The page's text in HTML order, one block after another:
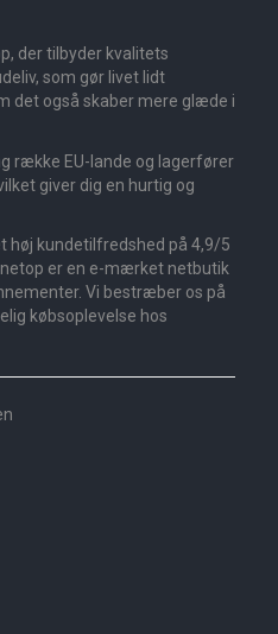
der tilbyder kvalitets
som gør livet lidt
det også skaber mere glæde i
række EU-lande og lagerfører
giver dig en hurtig og
høj kundetilfredshed på 4,9/5
er en e-mærket netbutik
Vi bestræber os på
købsoplevelse hos